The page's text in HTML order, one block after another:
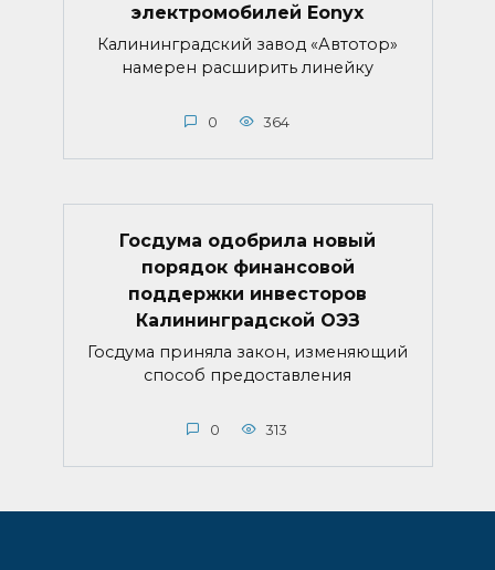
электромобилей Eonyx
Калининградский завод «Автотор»
намерен расширить линейку
0 364
Госдума одобрила новый
порядок финансовой
поддержки инвесторов
Калининградской ОЭЗ
Госдума приняла закон, изменяющий
способ предоставления
0 313